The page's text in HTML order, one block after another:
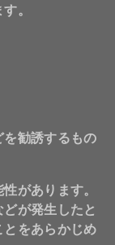
。
を勧誘するもの
があります。
が発生したと
とをあらかじめ